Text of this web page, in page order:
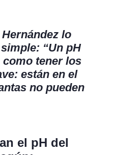
lo
“Un pH
como tener los
están en el
no pueden
el pH del